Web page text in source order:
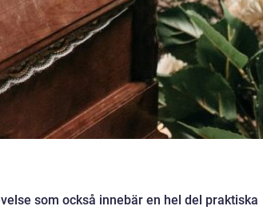
som också innebär en hel del praktiska